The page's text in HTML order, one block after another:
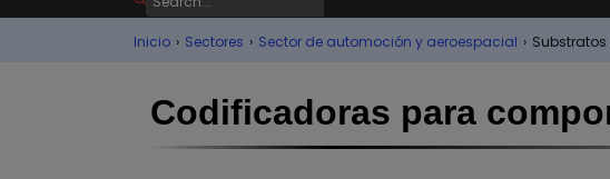
Inicio › Sectores › Sector de automoción y aeroespacial ›
Codificadoras para